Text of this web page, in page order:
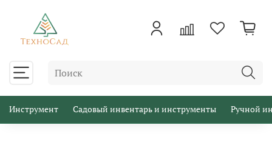
Инструмент Садовый инвентарь и инструменты Ручной